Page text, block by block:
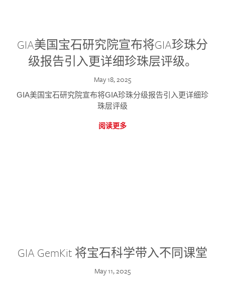
GIA美国宝石研究院宣布将GIA珍珠分
级报告引入更详细珍珠层评级。
May 18, 2025
GIA美国宝石研究院宣布将GIA珍珠分级报告引入更详细珍
珠层评级
阅读更多
GIA GemKit 将宝石科学带入不同课堂
May 11, 2025